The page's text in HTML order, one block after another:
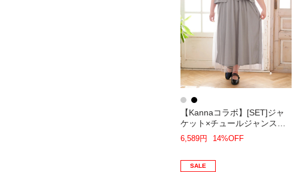
【Kannaコラボ】[SET]ジャ
ケット×チュールジャンスカ
アンサンブル
6,589円 14%OFF
SALE